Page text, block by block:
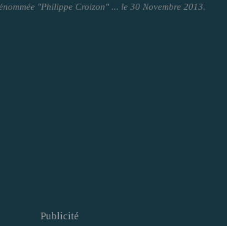
"Philippe Croizon" ... le 30 Novembre 2013.
Publicité